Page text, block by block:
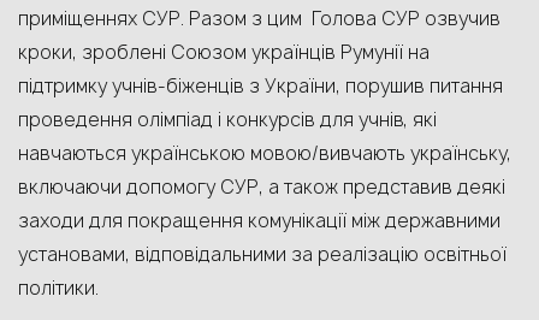
приміщеннях СУР. Разом з цим Голова СУР озвучив
кроки, зроблені Союзом українців Румунії на
підтримку учнів-біженців з України, порушив питання
проведення олімпіад і конкурсів для учнів, які
навчаються українською мовою/вивчають українську,
включаючи допомогу СУР, а також представив деякі
заходи для покращення комунікації між державними
установами, відповідальними за реалізацію освітньої
політики.